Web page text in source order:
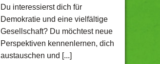
Du interessierst dich für
Demokratie und eine vielfältige
Gesellschaft? Du möchtest neue
Perspektiven kennenlernen, dich
austauschen und [...]